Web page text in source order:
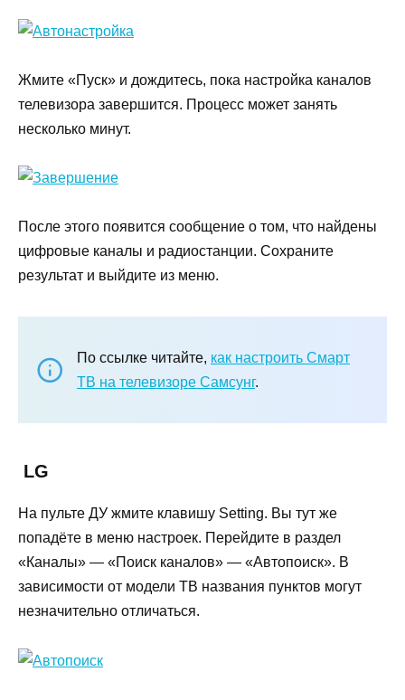
Жмите «Пуск» и дождитесь, пока настройка каналов
телевизора завершится. Процесс может занять
несколько минут.
После этого появится сообщение о том, что найдены
цифровые каналы и радиостанции. Сохраните
результат и выйдите из меню.
По ссылке читайте, как настроить Смарт
ТВ на телевизоре Самсунг.
LG
На пульте ДУ жмите клавишу Setting. Вы тут же
попадёте в меню настроек. Перейдите в раздел
«Каналы» — «Поиск каналов» — «Автопоиск». В
зависимости от модели ТВ названия пунктов могут
незначительно отличаться.